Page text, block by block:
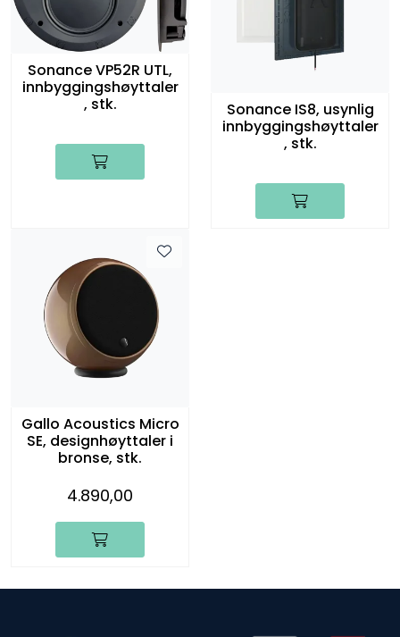
Sonance VP52R UTL,
innbyggingshøyttaler
, stk.
Sonance IS8, usynlig
innbyggingshøyttaler
, stk.
Gallo Acoustics Micro
SE, designhøyttaler i
bronse, stk.
4.890,00